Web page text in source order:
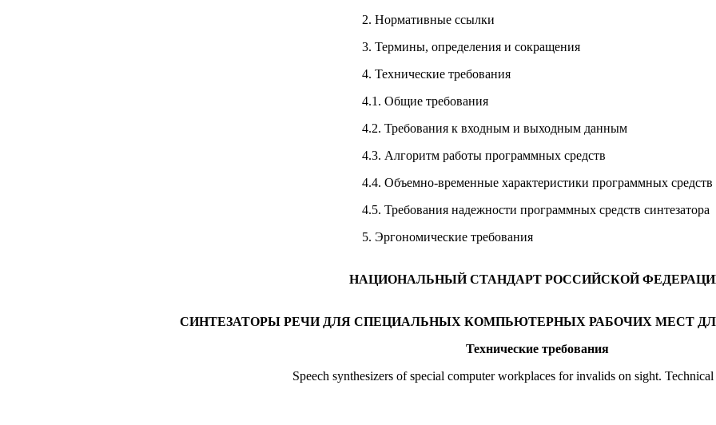
2. Нормативные ссылки
3. Термины, определения и сокращения
4. Технические требования
4.1. Общие требования
4.2. Требования к входным и выходным данным
4.3. Алгоритм работы программных средств
4.4. Объемно-временные характеристики программных средств
4.5. Требования надежности программных средств синтезатора
5. Эргономические требования
НАЦИОНАЛЬНЫЙ СТАНДАРТ РОССИЙСКОЙ
СИНТЕЗАТОРЫ РЕЧИ ДЛЯ СПЕЦИАЛЬНЫХ КОМПЬЮТЕРНЫХ РАБОЧИХ МЕСТ
Технические требования
Speech synthesizers of special computer workplaces for invalids on sight.